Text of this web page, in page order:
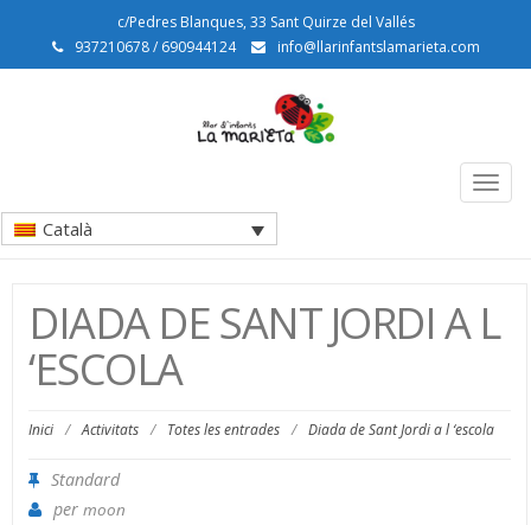
c/Pedres Blanques, 33 Sant Quirze del Vallés
937210678 / 690944124
info@llarinfantslamarieta.com
Català
DIADA DE SANT JORDI A L
‘ESCOLA
Inici / Activitats / Totes les entrades / Diada de Sant Jordi a l ‘escola
Standard
per moon